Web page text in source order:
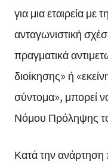
για μια εταιρεία με
ανταγωνιστική
πραγματικά
διοίκησης» ή
σύντομα», μπορεί
Νόμου Πρόληψης
Κατά την ανάρτηση